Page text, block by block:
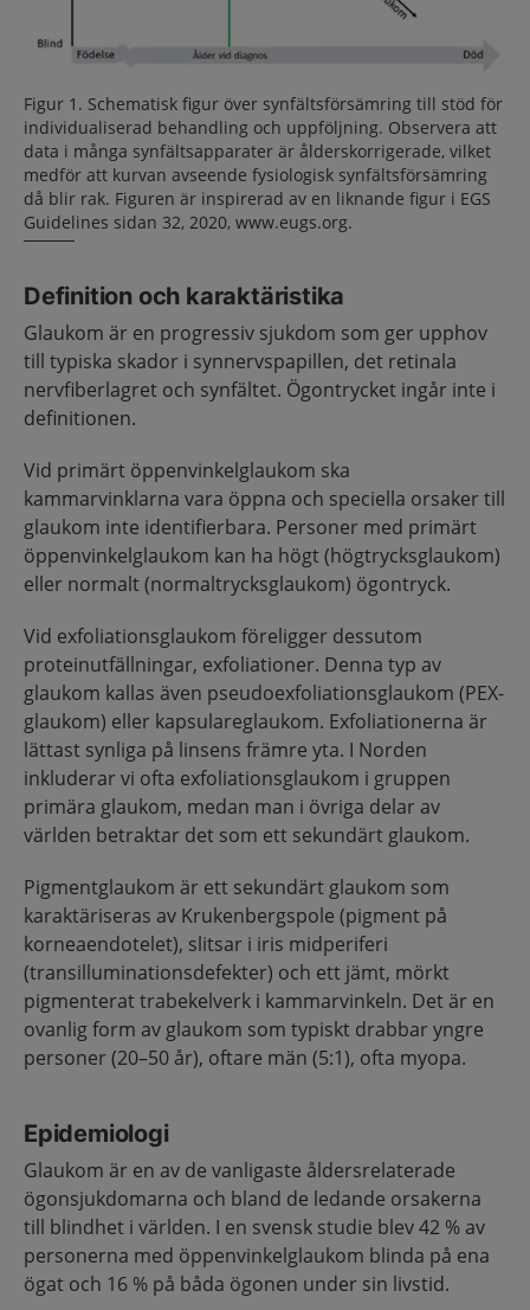
Figur 1. Schematisk figur över synfältsförsämring till stöd för
individualiserad behandling och uppföljning. Observera att
data i många synfältsapparater är ålderskorrigerade, vilket
medför att kurvan avseende fysiologisk synfältsförsämring
då blir rak. Figuren är inspirerad av en liknande figur i EGS
Guidelines sidan 32, 2020, www.eugs.org.
Definition och karaktäristika
Glaukom är en progressiv sjukdom som ger upphov
till typiska skador i synnervspapillen, det retinala
nervfiberlagret och synfältet. Ögontrycket ingår inte i
definitionen.
Vid primärt öppenvinkelglaukom ska
kammarvinklarna vara öppna och speciella orsaker till
glaukom inte identifierbara. Personer med primärt
öppenvinkelglaukom kan ha högt (högtrycksglaukom)
eller normalt (normaltrycksglaukom) ögontryck.
Vid exfoliationsglaukom föreligger dessutom
proteinutfällningar, exfoliationer. Denna typ av
glaukom kallas även pseudoexfoliationsglaukom (PEX-
glaukom) eller kapsulareglaukom. Exfoliationerna är
lättast synliga på linsens främre yta. I Norden
inkluderar vi ofta exfoliationsglaukom i gruppen
primära glaukom, medan man i övriga delar av
världen betraktar det som ett sekundärt glaukom.
Pigmentglaukom är ett sekundärt glaukom som
karaktäriseras av Krukenbergspole (pigment på
korneaendotelet), slitsar i iris midperiferi
(transilluminationsdefekter) och ett jämt, mörkt
pigmenterat trabekelverk i kammarvinkeln. Det är en
ovanlig form av glaukom som typiskt drabbar yngre
personer (20–50 år), oftare män (5:1), ofta myopa.
Epidemiologi
Glaukom är en av de vanligaste åldersrelaterade
ögonsjukdomarna och bland de ledande orsakerna
till blindhet i världen. I en svensk studie blev 42 % av
personerna med öppenvinkelglaukom blinda på ena
ögat och 16 % på båda ögonen under sin livstid.